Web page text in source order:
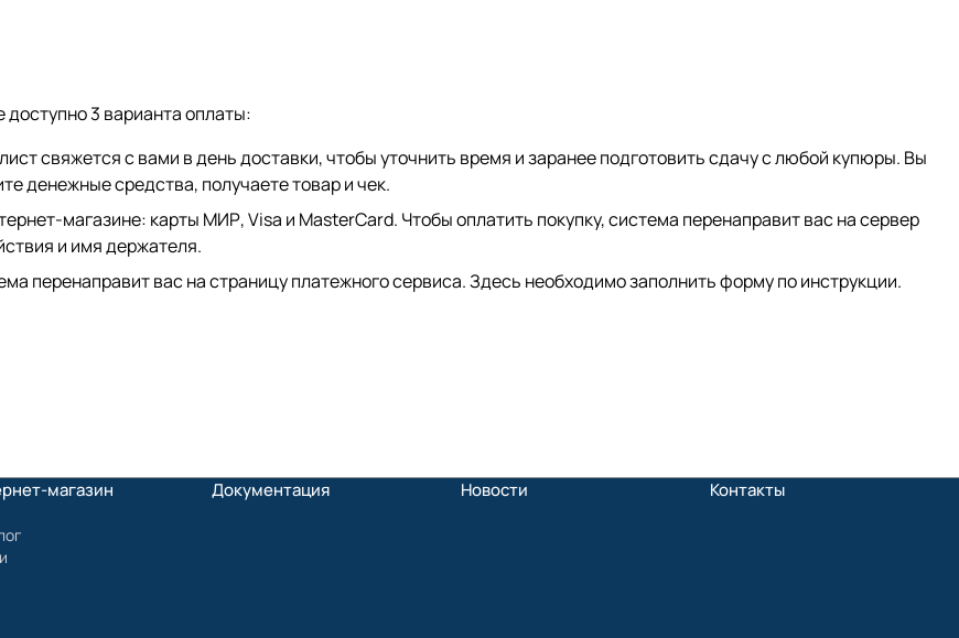
3 варианта оплаты:
свяжется с вами в день доставки, чтобы уточнить время и заранее подготовить сдачу с любой купюры. Вы
денежные средства, получаете товар и чек.
магазине: карты МИР, Visa и MasterCard. Чтобы оплатить покупку, система перенаправит вас на сервер
и имя держателя.
перенаправит вас на страницу платежного сервиса. Здесь необходимо заполнить форму по инструкции.
магазин Документация Новости Контакты